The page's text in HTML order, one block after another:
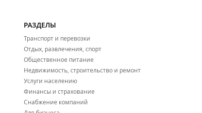
РАЗДЕЛЫ
Транспорт и перевозки
Отдых, развлечения, спорт
Общественное питание
Недвижимость, строительство и ремонт
Услуги населению
Финансы и страхование
Снабжение компаний